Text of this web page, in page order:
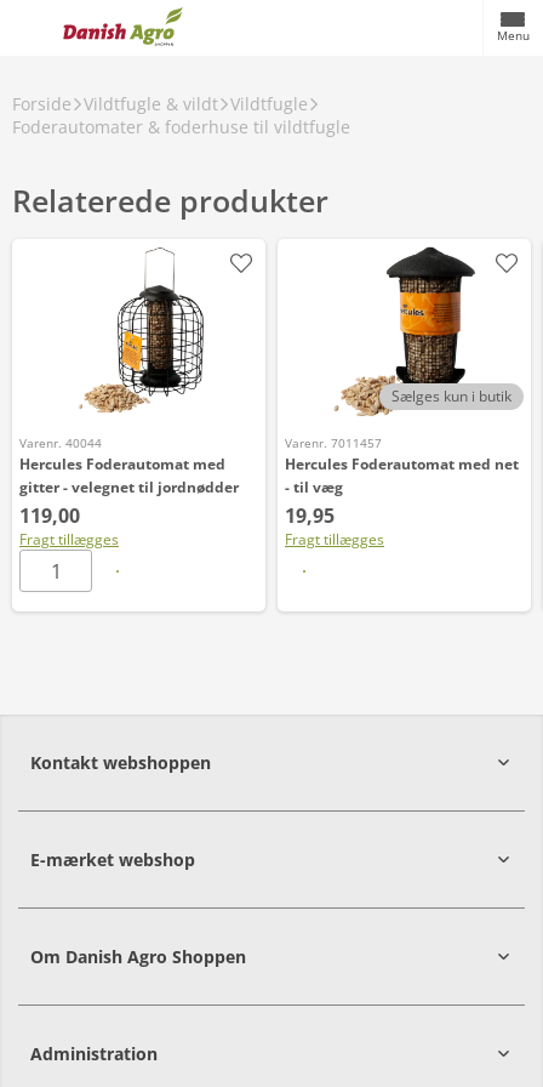
Menu
Forside Vildtfugle & vildt Vildtfugle
Foderautomater & foderhuse til vildtfugle
Relaterede produkter
Varenr. 40044
Hercules Foderautomat med
gitter - velegnet til jordnødder
119,00
Fragt tillægges
Sælges kun i butik
Varenr. 7011457
Hercules Foderautomat med net
- til væg
19,95
Fragt tillægges
Kontakt webshoppen
E-mærket webshop
Om Danish Agro Shoppen
Administration